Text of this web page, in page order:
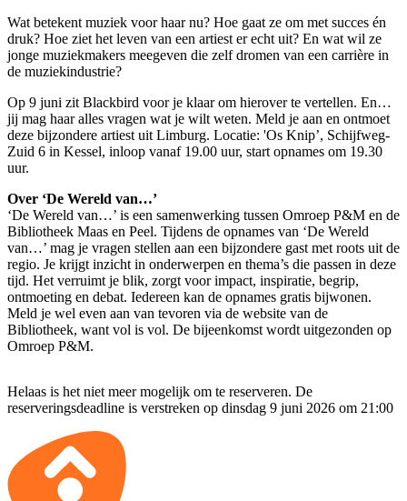
Wat betekent muziek voor haar nu? Hoe gaat ze om met succes én
druk? Hoe ziet het leven van een artiest er echt uit? En wat wil ze
jonge muziekmakers meegeven die zelf dromen van een carrière in
de muziekindustrie?
Op 9 juni zit Blackbird voor je klaar om hierover te vertellen. En…
jij mag haar alles vragen wat je wilt weten. Meld je aan en ontmoet
deze bijzondere artiest uit Limburg. Locatie: 'Os Knip’, Schijfweg-
Zuid 6 in Kessel, inloop vanaf 19.00 uur, start opnames om 19.30
uur.
Over ‘De Wereld van…’
‘De Wereld van…’ is een samenwerking tussen Omroep P&M en de
Bibliotheek Maas en Peel. Tijdens de opnames van ‘De Wereld
van…’ mag je vragen stellen aan een bijzondere gast met roots uit de
regio. Je krijgt inzicht in onderwerpen en thema’s die passen in deze
tijd. Het verruimt je blik, zorgt voor impact, inspiratie, begrip,
ontmoeting en debat. Iedereen kan de opnames gratis bijwonen.
Meld je wel even aan van tevoren via de website van de
Bibliotheek, want vol is vol. De bijeenkomst wordt uitgezonden op
Omroep P&M.
Helaas is het niet meer mogelijk om te reserveren. De
reserveringsdeadline is verstreken op dinsdag 9 juni 2026 om 21:00